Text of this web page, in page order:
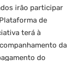
irão participar
de
terá à
da
do